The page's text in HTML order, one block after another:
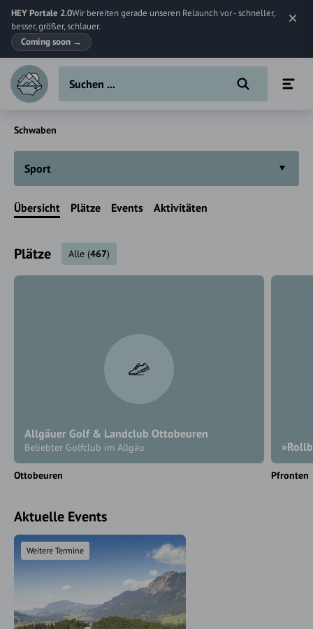
HEY Portale 2.0Wir bereiten gerade unseren Relaunch vor - schneller,
besser, größer, schlauer.
Coming soon →
Schwaben
Sport
Übersicht Plätze Events Aktivitäten
Plätze Alle (467)
Allgäuer Golf & Landclub Ottobeuren
Beliebter Golfclub im Allgäu
Ottobeuren Pfronten
Aktuelle Events
Weitere Termine